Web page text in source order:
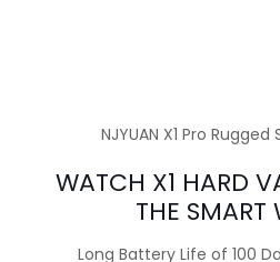
WATCH X1 HARD
THE SMART
Long Battery Life of 100